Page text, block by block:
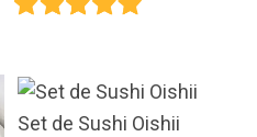
Set de Sushi Oishii